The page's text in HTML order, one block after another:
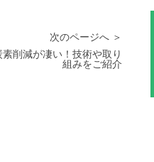
次のページへ ＞
削減が凄い！技術や取り
組みをご紹介